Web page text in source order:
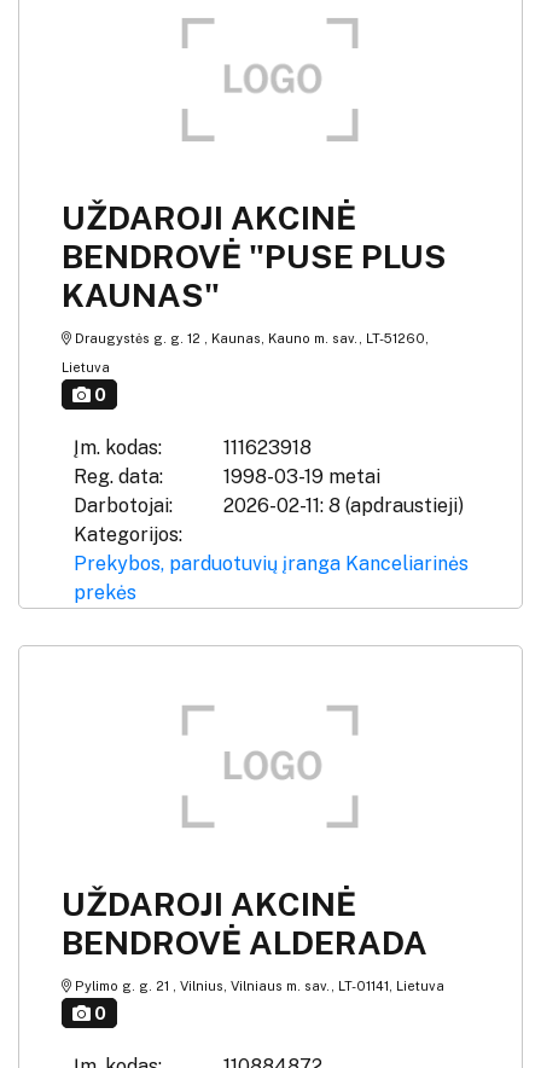
UŽDAROJI AKCINĖ
BENDROVĖ "PUSE PLUS
KAUNAS"
Draugystės g. g. 12 , Kaunas, Kauno m. sav., LT-51260,
Lietuva
0
Įm. kodas:
111623918
Reg. data:
1998-03-19 metai
Darbotojai:
2026-02-11: 8 (apdraustieji)
Kategorijos:
Prekybos, parduotuvių įranga Kanceliarinės
prekės
UŽDAROJI AKCINĖ
BENDROVĖ ALDERADA
Pylimo g. g. 21 , Vilnius, Vilniaus m. sav., LT-01141, Lietuva
0